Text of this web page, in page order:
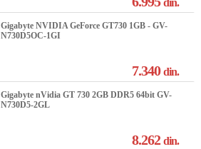
din.
Gigabyte NVIDIA GeForce GT730 1GB - GV-
N730D5OC-1GI
7.340din.
Gigabyte nVidia GT 730 2GB DDR5 64bit GV-
N730D5-2GL
8.262din.